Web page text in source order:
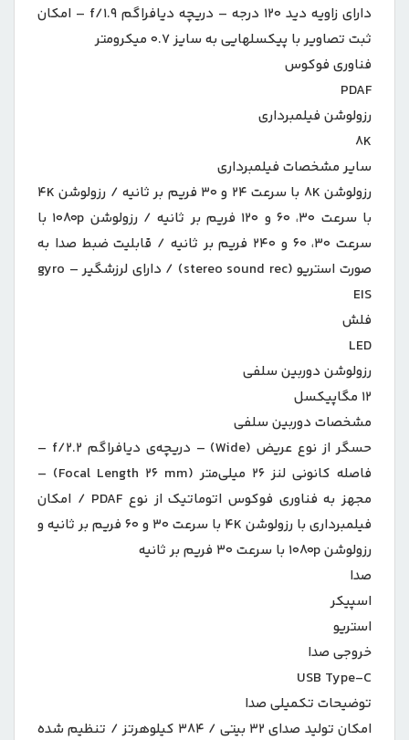
دارای زاویه دید ۱۲۰ درجه – دریچه‌ دیافراگم f/۱.۹ – امکان
ثبت تصاویر با پیکسل‎هایی به سایز ۰.۷ میکرومتر
فناوری فوکوس
PDAF
رزولوشن فیلمبرداری
۸K
سایر مشخصات فیلمبرداری
رزولوشن ۸K با سرعت ۲۴ و ۳۰ فریم بر ثانیه / رزولوشن ۴K
با سرعت ۳۰، ۶۰ و ۱۲۰ فریم بر ثانیه / رزولوشن ۱۰۸۰p با
سرعت ۳۰، ۶۰ و ۲۴۰ فریم بر ثانیه / قابلیت ضبط صدا به
صورت استریو (stereo sound rec) / دارای لرزشگیر gyro –
EIS
فلش
LED
رزولوشن دوربین سلفی
۱۲ مگاپیکسل
مشخصات دوربین سلفی
حسگر از نوع عریض (Wide) – دریچه‌ی دیافراگم f/۲.۲ –
فاصله کانونی لنز ۲۶ میلی‌متر (Focal Length ۲۶ mm) –
مجهز به فناوری فوکوس اتوماتیک از نوع PDAF / امکان
فیلمبرداری با رزولوشن ۴K با سرعت ۳۰ و ۶۰ فریم بر ثانیه و
رزولوشن ۱۰۸۰p با سرعت ۳۰ فریم بر ثانیه
صدا
اسپیکر
استریو
خروجی صدا
USB Type-C
توضیحات تکمیلی صدا
امکان تولید صدای ۳۲ بیتی / ۳۸۴ کیلوهرتز / تنظیم شده